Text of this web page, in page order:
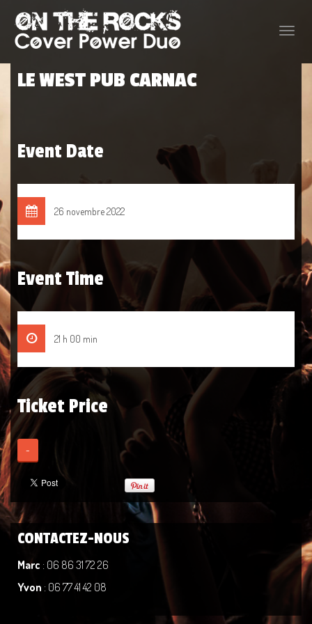
Toggle
LE WEST PUB CARNAC
Event Date
26 novembre 2022
Event Time
21 h 00 min
Ticket Price
-
CONTACTEZ-NOUS
Marc : 06 86 31 72 26
Yvon : 06 77 41 42 08